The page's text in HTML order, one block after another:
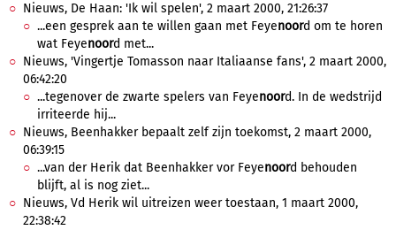
Nieuws, De Haan: 'Ik wil spelen', 2 maart 2000, 21:26:37
...een gesprek aan te willen gaan met Feyenoord om te horen
wat Feyenoord met...
Nieuws, 'Vingertje Tomasson naar Italiaanse fans', 2 maart 2000,
06:42:20
...tegenover de zwarte spelers van Feyenoord. In de wedstrijd
irriteerde hij...
Nieuws, Beenhakker bepaalt zelf zijn toekomst, 2 maart 2000,
06:39:15
...van der Herik dat Beenhakker vor Feyenoord behouden
blijft, al is nog ziet...
Nieuws, Vd Herik wil uitreizen weer toestaan, 1 maart 2000,
22:38:42